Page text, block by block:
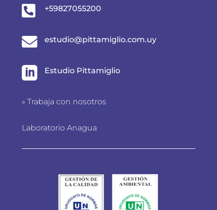
 +59827055200
 estudio@pittamiglio.com.uy
 Estudio Pittamiglio
» Trabaja con nosotros
Laboratorio Anagua